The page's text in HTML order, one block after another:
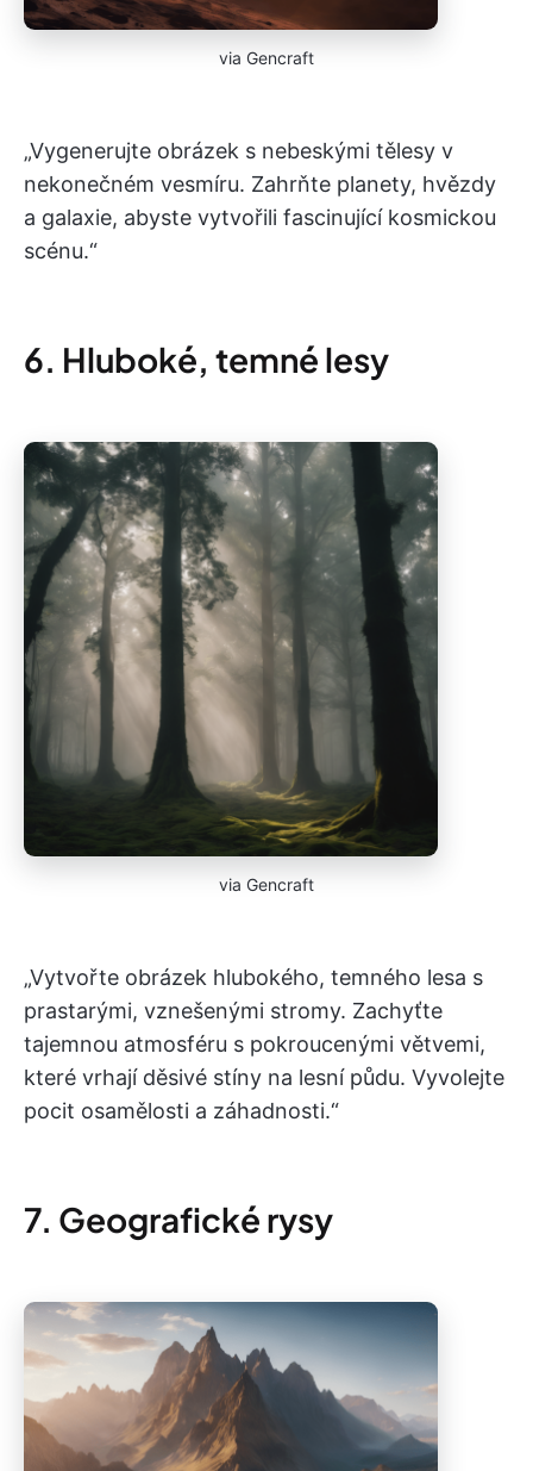
via Gencraft
„Vygenerujte obrázek s nebeskými tělesy v
nekonečném vesmíru. Zahrňte planety, hvězdy
a galaxie, abyste vytvořili fascinující kosmickou
scénu.“
6. Hluboké, temné lesy
via Gencraft
„Vytvořte obrázek hlubokého, temného lesa s
prastarými, vznešenými stromy. Zachyťte
tajemnou atmosféru s pokroucenými větvemi,
které vrhají děsivé stíny na lesní půdu. Vyvolejte
pocit osamělosti a záhadnosti.“
7. Geografické rysy